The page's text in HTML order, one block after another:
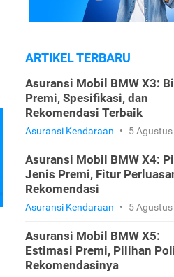
ARTIKEL TERBARU
Asuransi Mobil BMW X3:
Premi, Spesifikasi, dan
Rekomendasi Terbaik
Asuransi Kendaraan • 5
Asuransi Mobil BMW X4:
Jenis Premi, Fitur
Rekomendasi
Asuransi Kendaraan • 5
Asuransi Mobil BMW X5:
Estimasi Premi, Pilihan
Rekomendasinya